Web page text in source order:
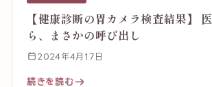
【健康診断の胃カメラ検査結果】
ら、まさかの呼び出し
2024年4月17日
続きを読む